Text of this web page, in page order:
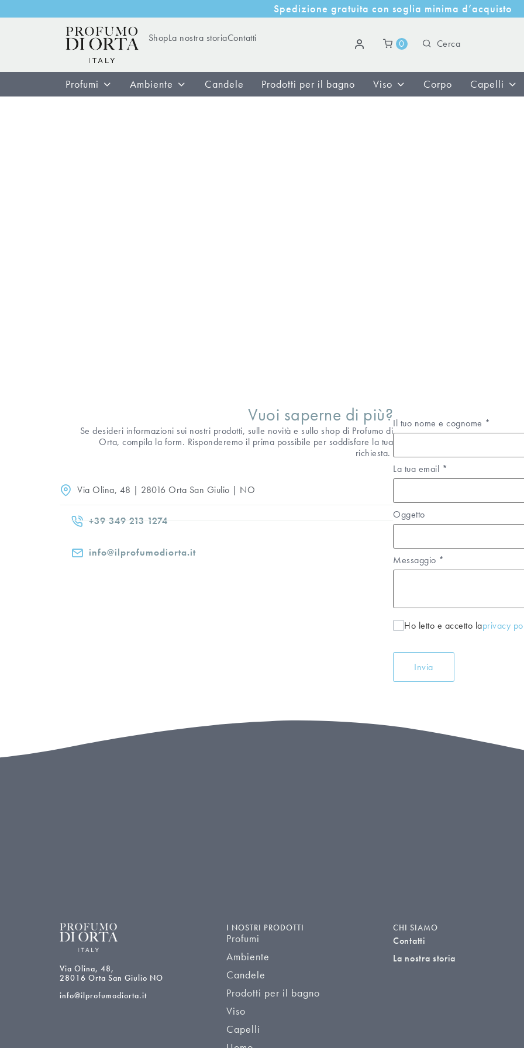
Spe izione gratuita con soglia minima d’acquisto
ShopLa nostra storiaContatti 0
Profumi Ambiente Candele Prodotti per il bagno Viso Corpo Capelli
Vuoi saperne di più?
Se desideri informazioni sui nostri prodotti, sulle novità e sullo shop di Profumo di
Orta, compila la form. Risponderemo il prima possibile per soddisfare la tua
richiesta.
Via Olina, 48 | 28016 Orta San Giulio | NO
+39 349 213 1274
info@ilprofumodiorta.it
Il tuo nome e cognome *
La tua email *
Oggetto
Messaggio *
Ho letto e accetto laprivacy
Invia
Via Olina, 48,
28016 Orta San Giulio NO
info@ilprofumodiorta.it
I NOSTRI PRODOTTI
Profumi
Ambiente
Candele
Prodotti per il bagno
Viso
Capelli
CHI SIAMO
Contatti
La nostra storia